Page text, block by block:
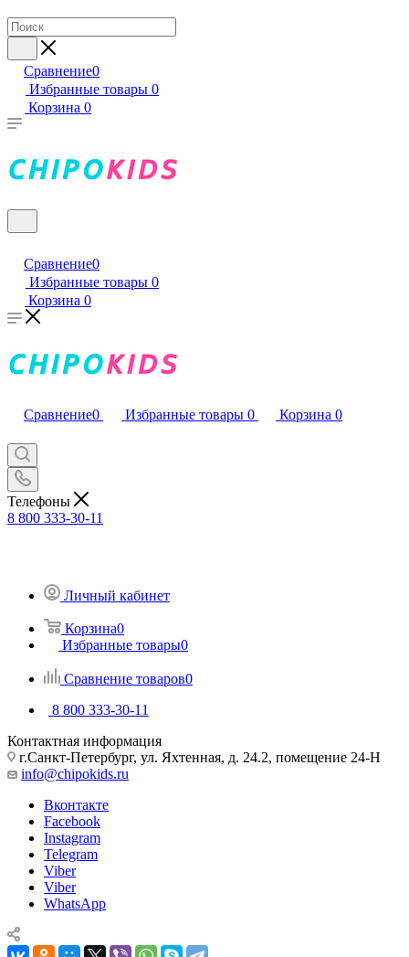
Сравнение0
Избранные товары 0
Корзина 0
Сравнение0
Избранные товары 0
Корзина 0
Сравнение0 Избранные товары 0 Корзина 0
Телефоны
8 800 333-30-11
Личный кабинет
Корзина0
Избранные товары0
Сравнение товаров0
8 800 333-30-11
Контактная информация
г.Санкт-Петербург, ул. Яхтенная, д. 24.2, помещение 24-Н
info@chipokids.ru
Вконтакте
Facebook
Instagram
Telegram
Viber
Viber
WhatsApp